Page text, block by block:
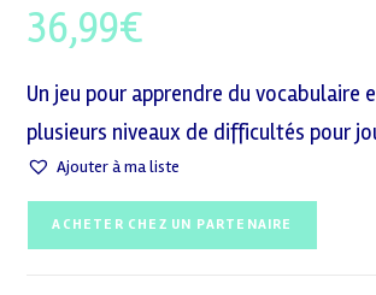
36,99€
Un jeu pour apprendre du vocabulaire
plusieurs niveaux de difficultés pour
Ajouter à ma liste
ACHETER CHEZ UN PARTENAIRE